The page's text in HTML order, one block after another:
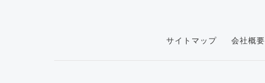
サイトマップ 会社概要